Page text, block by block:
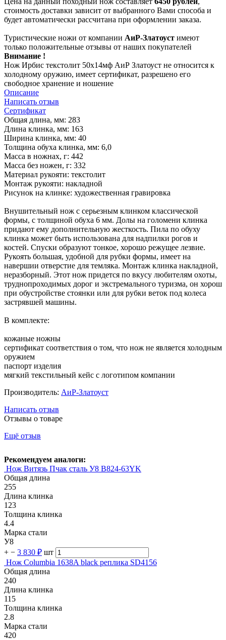
стоимость доставки зависит от выбранного Вами способа и
будет автоматически рассчитана при оформлении заказа.
Туристические ножи от компании АиР-Златоуст имеют
только положительные отзывы от наших покупателей
Внимание !
Нож Ирбис текстолит 50х14мф АиР Златоуст не относится к
холодному оружию, имеет сертификат, разрешено его
свободное хранение и ношение
Описание
Написать отзыв
Сертификат
Общая длина, мм: 283
Длина клинка, мм: 163
Ширина клинка, мм: 40
Толщина обуха клинка, мм: 6,0
Масса в ножнах, г: 442
Масса без ножен, г: 332
Материал рукояти: текстолит
Монтаж рукояти: накладной
Рисунок на клинке: художественная гравировка
Внушительный нож с серьезным клинком классической
формы, с толщиной обуха 6 мм. Долы на голомени клинка
придают ему дополнительную жесткость. Пила по обуху
клинка может быть использована для надпилки рогов и
костей. Спуски образуют тонкое, хорошо режущее лезвие.
Рукоять большая, удобной для рубки формы, имеет на
навершии отверстие для темляка. Монтаж клинка накладной,
неразборный. Этот нож придется по вкусу любителям охоты,
труднопроходимых дорог и экстремального туризма, он хорош
при обустройстве стоянки или для рубки веток под колеса
застрявшей машины.
В комплекте:
кожаные ножны
сертификат соответствия о том, что нож не является холодным
оружием
паспорт изделия
мягкий текстильный кейс с логотипом компании
Производитель: АиР-Златоуст
Написать отзыв
Отзывы о товаре
Ещё отзыв
Рекомендуем аналоги:
Нож Витязь Пчак сталь У8 B824-63YK
Общая длина
255
Длина клинка
123
Толщина клинка
4.4
Марка стали
У8
+ − 3 830 ₽ шт
Нож Columbia 1638A black реплика SD4156
Общая длина
240
Длина клинка
115
Толщина клинка
2.8
Марка стали
420